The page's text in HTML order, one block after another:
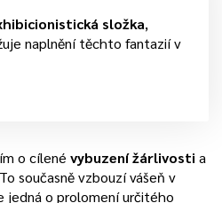
složka,
naplnění těchto fantazií v
o cílené vybuzení žárlivosti a
současně vzbouzí vášeň v
jedná o prolomení určitého